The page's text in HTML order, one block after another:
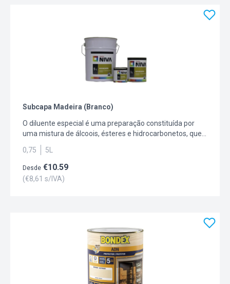
Subcapa Madeira (Branco)
O diluente especial é uma preparação constituída por
uma mistura de álcoois, ésteres e hidrocarbonetos, que
são combinados em determinadas proporções, e que
permitem obter o melhor rendimento das suas
capacidades de diluição e solvência.
0,75 5L
Desde €10.59
(€8,61 s/IVA)